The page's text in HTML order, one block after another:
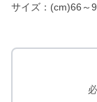
サイズ：(cm)66～